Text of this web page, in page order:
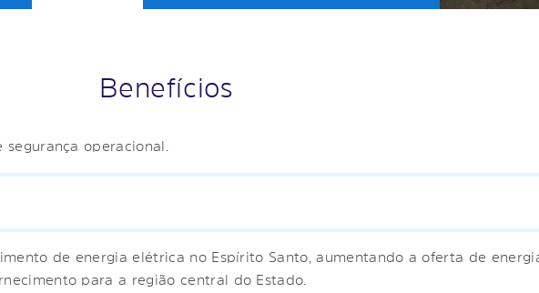
Benefícios
operacional.
de energia elétrica no Espírito Santo, aumentando a oferta de
para a região central do Estado.